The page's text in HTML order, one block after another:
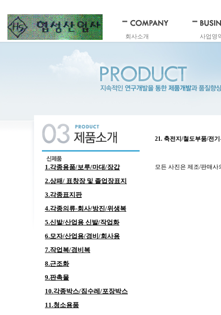
회사소개 사업영
1.각종용품/보루/마대/장갑
2.상패/ 표창장 및 졸업장표지
3.각종표지판
4.각종의류-회사/방진/위생복
5.신발/산업용 신발/작업화
6.모자/산업용/경비/회사용
7.작업복/경비복
8.근조화
9.판촉물
10.각종박스/짐수레/포장박스
11.청소용품
21. 축전지/철도부품/전
모든 사진은 제조/판매